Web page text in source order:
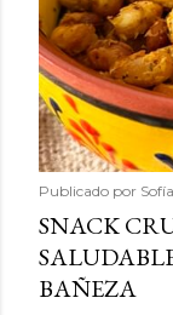
Publicado por
SNACK
BAÑEZA